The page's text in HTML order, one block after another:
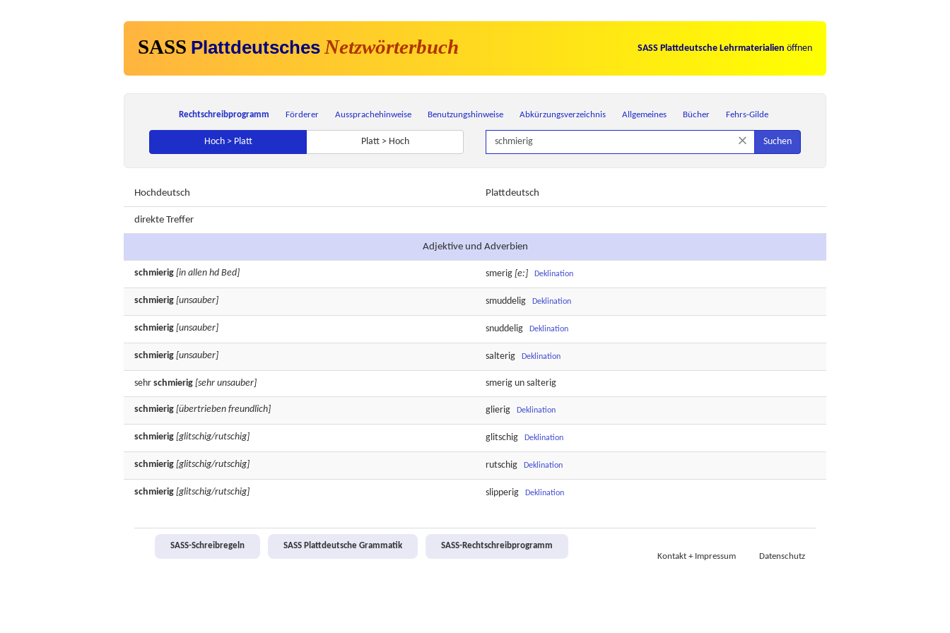
SASS Plattdeutsches Netzwörterbuch SASS Plattdeutsche Lehrmaterialien öffnen
Rechtschreibprogramm Förderer Aussprachehinweise Benutzungshinweise Abkürzungsverzeichnis Allgemeines Bücher Fehrs-Gilde
Hoch > Platt Platt > Hoch × Suchen
Hochdeutsch Plattdeutsch
direkte Treffer
Adjektive und Adverbien
schmierig [in allen hd Bed] smerig [e:] Deklination
schmierig [unsauber] smuddelig Deklination
schmierig [unsauber] snuddelig Deklination
schmierig [unsauber] salterig Deklination
sehr schmierig [sehr unsauber] smerig un salterig
schmierig [übertrieben freundlich] glierig Deklination
schmierig [glitschig/rutschig] glitschig Deklination
schmierig [glitschig/rutschig] rutschig Deklination
schmierig [glitschig/rutschig] slipperig Deklination
SASS-Schreibregeln SASS Plattdeutsche Grammatik
SASS-Rechtschreibprogramm
Kontakt + Impressum
Datenschutz